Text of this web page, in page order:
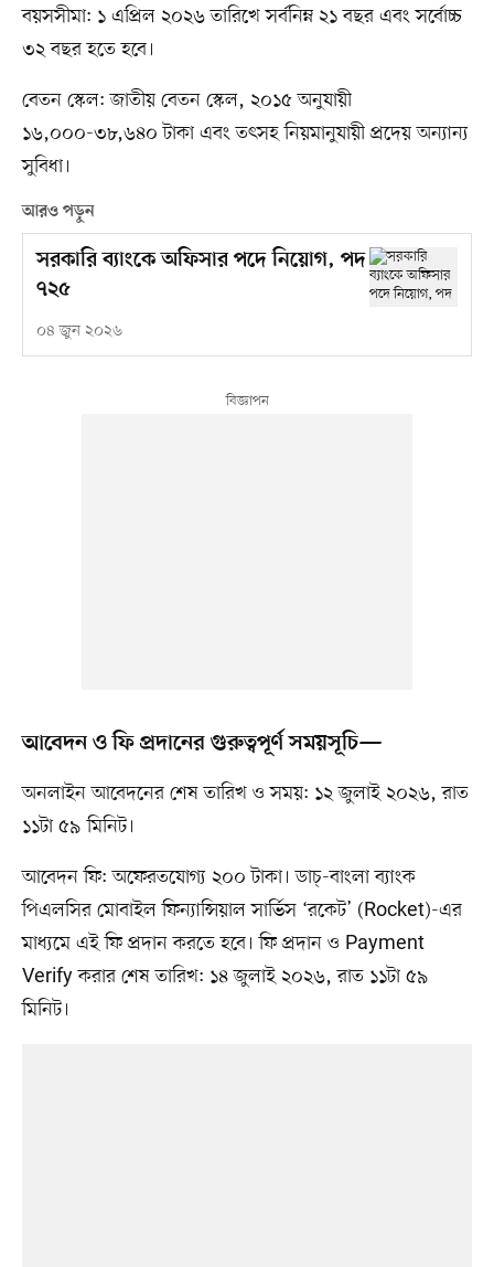
বয়সসীমা: ১ এপ্রিল ২০২৬ তারিখে সর্বনিম্ন ২১ বছর এবং সর্বোচ্চ
৩২ বছর হতে হবে।
বেতন স্কেল: জাতীয় বেতন স্কেল, ২০১৫ অনুযায়ী
১৬,০০০-৩৮,৬৪০ টাকা এবং তৎসহ নিয়মানুযায়ী প্রদেয় অন্যান্য
সুবিধা।
আরও পড়ুন
সরকারি ব্যাংকে অফিসার পদে নিয়োগ, পদ
৭২৫
০৪ জুন ২০২৬
আবেদন ও ফি প্রদানের গুরুত্বপূর্ণ সময়সূচি—
অনলাইন আবেদনের শেষ তারিখ ও সময়: ১২ জুলাই ২০২৬, রাত
১১টা ৫৯ মিনিট।
আবেদন ফি: অফেরতযোগ্য ২০০ টাকা। ডাচ্‌-বাংলা ব্যাংক
পিএলসির মোবাইল ফিন্যান্সিয়াল সার্ভিস ‘রকেট’ (Rocket)-এর
মাধ্যমে এই ফি প্রদান করতে হবে। ফি প্রদান ও Payment
Verify করার শেষ তারিখ: ১৪ জুলাই ২০২৬, রাত ১১টা ৫৯
মিনিট।